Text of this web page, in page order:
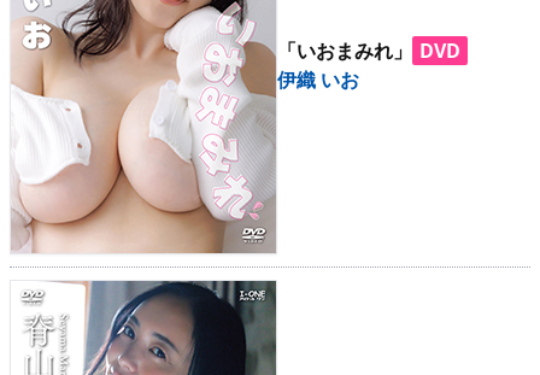
「いおまみれ」
DVD
伊織 いお